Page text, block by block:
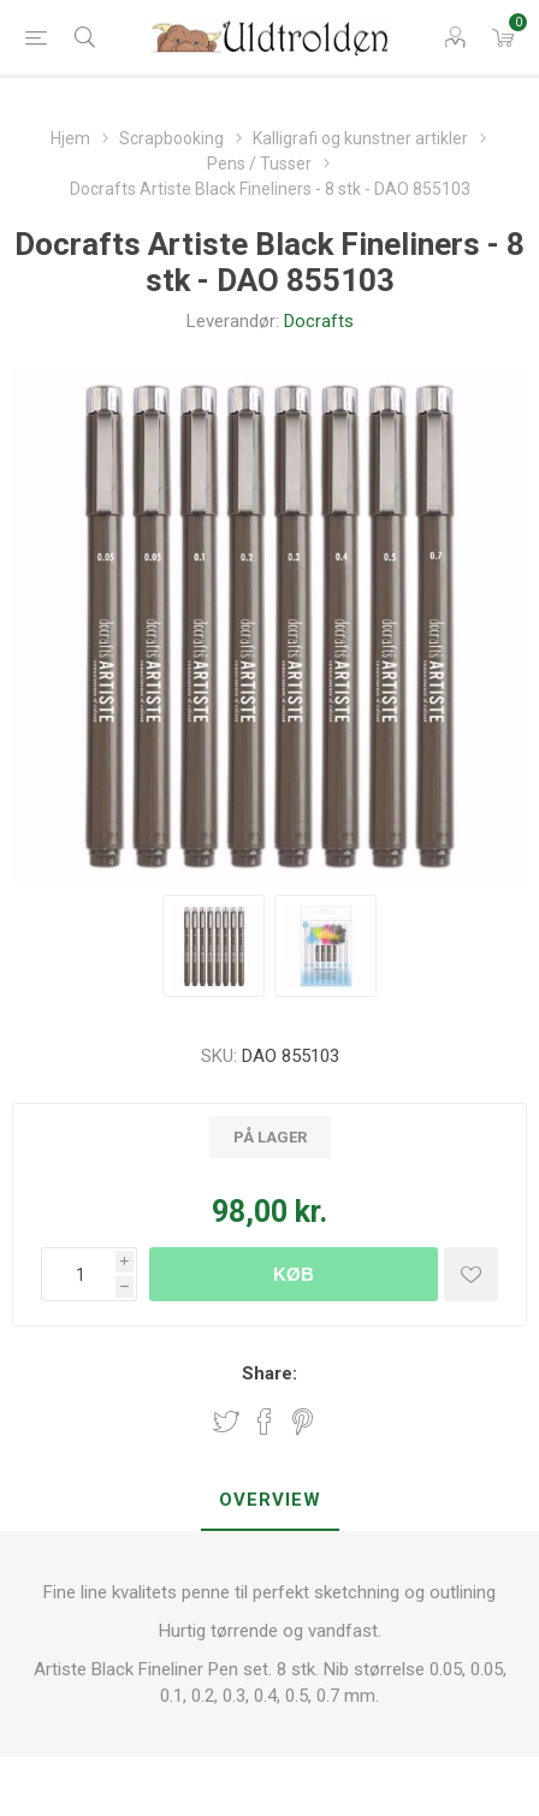
0
Hjem Scrapbooking
Kalligrafi og kunstner artikler
Pens / Tusser
Docrafts Artiste Black Fineliners - 8 stk - DAO 855103
Docrafts Artiste Black Fineliners - 8
stk - DAO 855103
Leverandør: Docrafts
SKU: DAO 855103
PÅ LAGER
98,00 kr.
i
h
KØB
Share:
OVERVIEW
Fine line kvalitets penne til perfekt sketchning og outlining
Hurtig tørrende og vandfast.
Artiste Black Fineliner Pen set. 8 stk. Nib størrelse 0.05, 0.05,
0.1, 0.2, 0.3, 0.4, 0.5, 0.7 mm.